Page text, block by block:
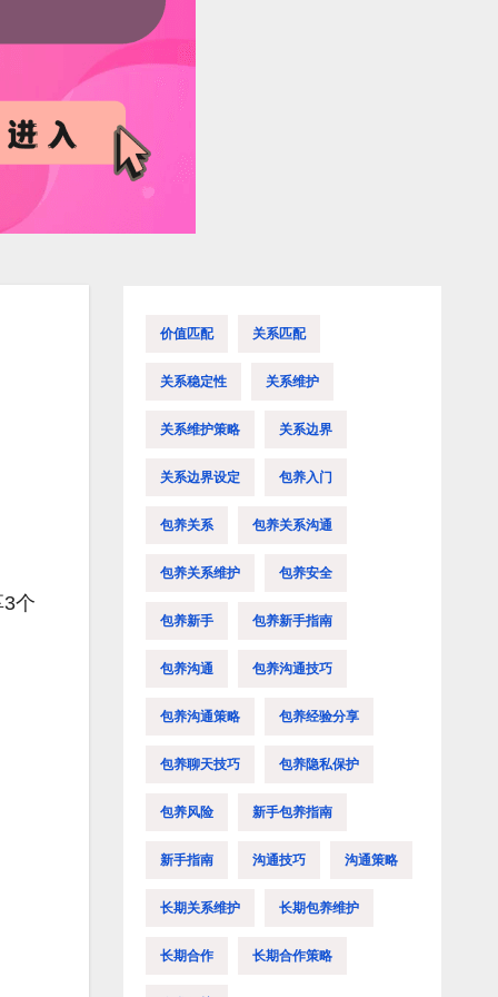
个
价值匹配 关系匹配
关系稳定性 关系维护
关系维护策略 关系边界
关系边界设定 包养入门
包养关系 包养关系沟通
包养关系维护 包养安全
包养新手 包养新手指南
包养沟通 包养沟通技巧
包养沟通策略 包养经验分享
包养聊天技巧 包养隐私保护
包养风险 新手包养指南
新手指南 沟通技巧 沟通策略
长期关系维护 长期包养维护
长期合作 长期合作策略